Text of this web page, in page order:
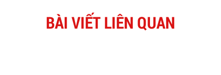
BÀI VIẾT LIÊN QUAN